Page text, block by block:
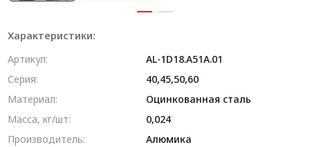
Характеристики:
Артикул:
AL-1D18.A51A.01
Серия:
40,45,50,60
Материал:
Оцинкованная сталь
Масса, кг/шт:
0,024
Производитель:
Алюмика